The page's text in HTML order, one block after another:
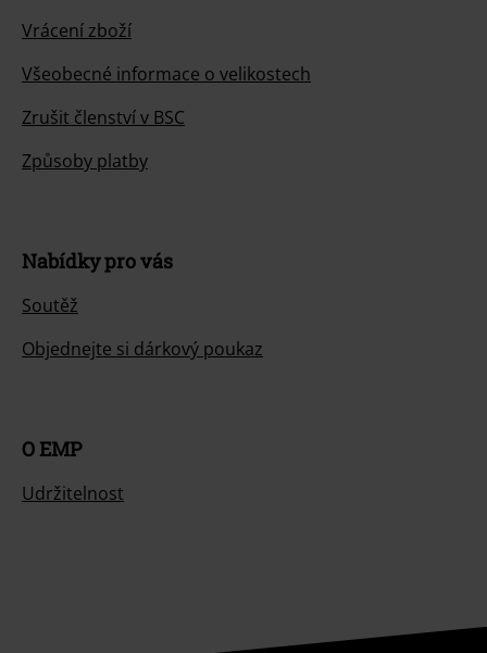
Vrácení zboží
Všeobecné informace o velikostech
Zrušit členství v BSC
Způsoby platby
Nabídky pro vás
Soutěž
Objednejte si dárkový poukaz
O EMP
Udržitelnost